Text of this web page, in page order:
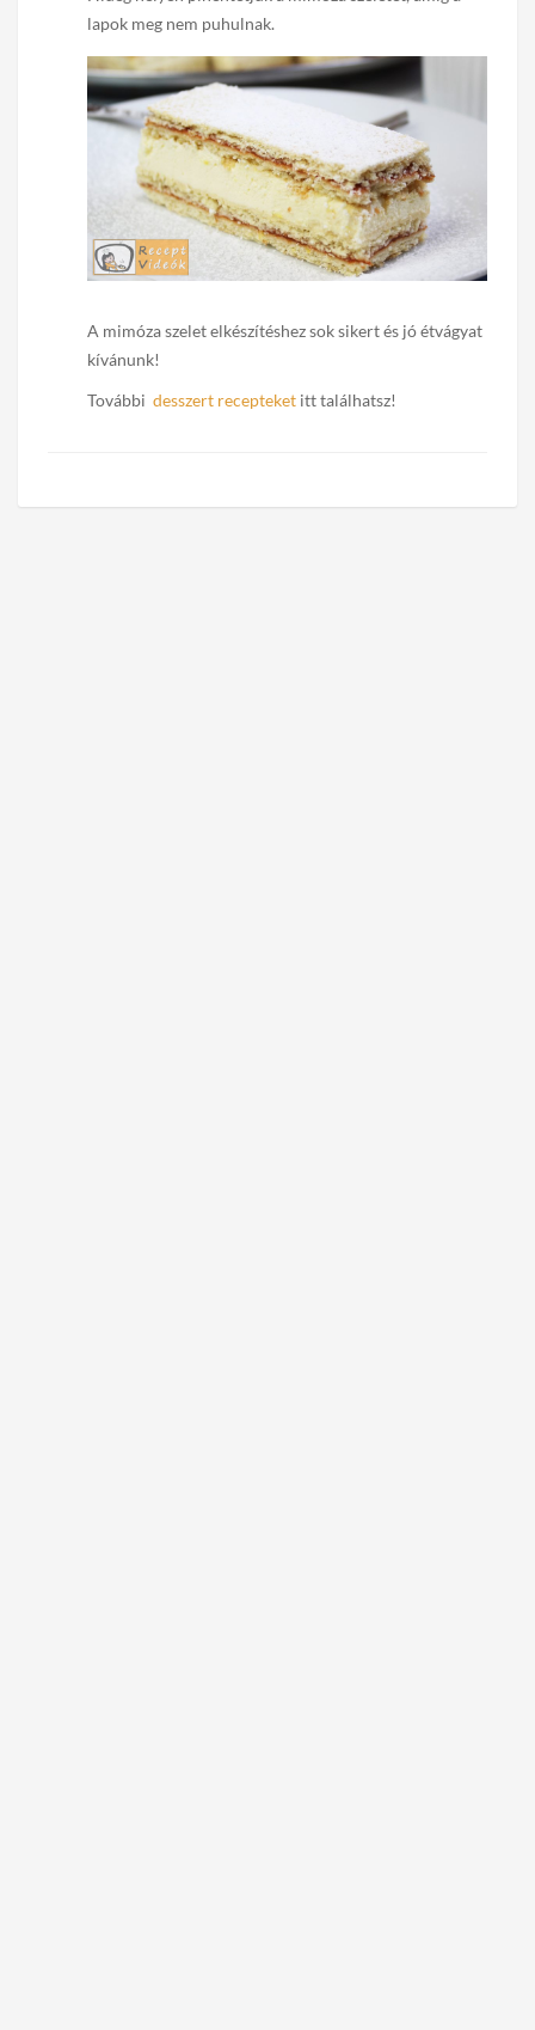
lapok meg nem puhulnak.
A mimóza szelet elkészítéshez sok sikert és jó étvágyat
kívánunk!
További desszert recepteket itt találhatsz!